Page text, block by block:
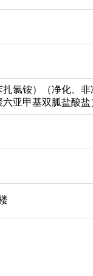
氯铵）（净化、
亚甲基双胍盐酸盐